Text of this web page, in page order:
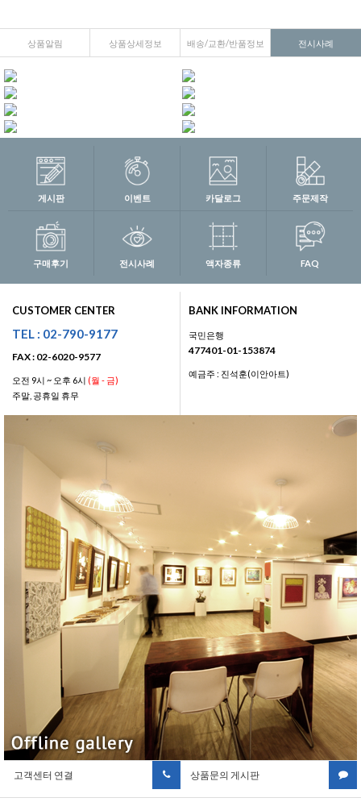
상품알림 상품상세정보 배송/교환/반품정보 전시사례
게시판 이벤트 카달로그 주문제작
구매후기 전시사례 액자종류 FAQ
CUSTOMER CENTER
TEL : 02-790-9177
FAX : 02-6020-9577
오전 9시 ~ 오후 6시 (월 - 금)
주말, 공휴일 휴무
BANK INFORMATION
국민은행
477401-01-153874
예금주 : 진석훈(이안아트)
고객센터 연결 상품문의 게시판